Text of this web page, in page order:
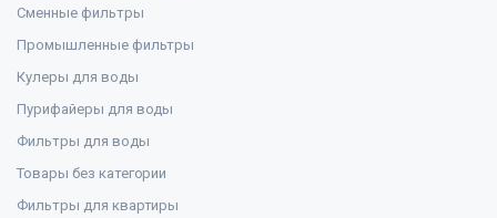
Сменные фильтры
Промышленные фильтры
Кулеры для воды
Пурифайеры для воды
Фильтры для воды
Товары без категории
Фильтры для квартиры